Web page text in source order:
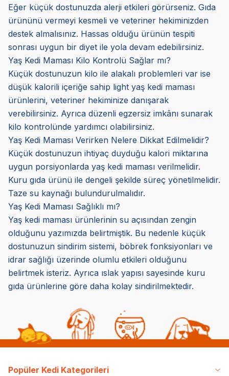
Eğer küçük dostunuzda alerji etkileri görürseniz. Gıda
ürününü vermeyi kesmeli ve veteriner hekiminizden
destek almalısınız. Hassas olduğu ürünün tespiti
sonrası uygun bir diyet ile yola devam edebilirsiniz.
Yaş Kedi Maması Kilo Kontrolü Sağlar mı?
Küçük dostunuzun kilo ile alakalı problemleri var ise
düşük kalorili içeriğe sahip light yaş kedi maması
ürünlerini, veteriner hekiminize danışarak
verebilirsiniz. Ayrıca düzenli egzersiz imkânı sunarak
kilo kontrolünde yardımcı olabilirsiniz.
Yaş Kedi Maması Verirken Nelere Dikkat Edilmelidir?
Küçük dostunuzun ihtiyaç duyduğu kalori miktarına
uygun porsiyonlarda yaş kedi maması verilmelidir.
Kuru gıda ürünü ile dengeli şekilde süreç yönetilmelidir.
Taze su kaynağı bulundurulmalıdır.
Yaş Kedi Maması Sağlıklı mı?
Yaş kedi maması ürünlerinin su açısından zengin
olduğunu yazımızda belirtmiştik. Bu nedenle küçük
dostunuzun sindirim sistemi, böbrek fonksiyonları ve
idrar sağlığı üzerinde olumlu etkileri olduğunu
belirtmek isteriz. Ayrıca ıslak yapısı sayesinde kuru
gıda ürünlerine göre daha kolay sindirilmektedir.
Popüler Kedi Kategorileri